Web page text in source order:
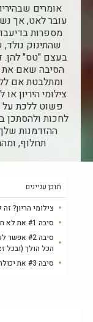
אומרים
עובר לאט, אך
מספרות
שהתינוק
בעצם "טס" להן.
הסיבה שאם את
ומתלבטת אם
צילומי היריון
פשוט ללכת על
לחכות ולהסתכן
ההזדמנות
תחלוף,
תוכן עניינים
צילומי הריון?
סיבה #1 את לא חייבת להיות דוגמנית
סיבה #2
הכל הולך (ובכל
סיבה #3 את יכולה לארגן לעצמך סשן גם בחינם